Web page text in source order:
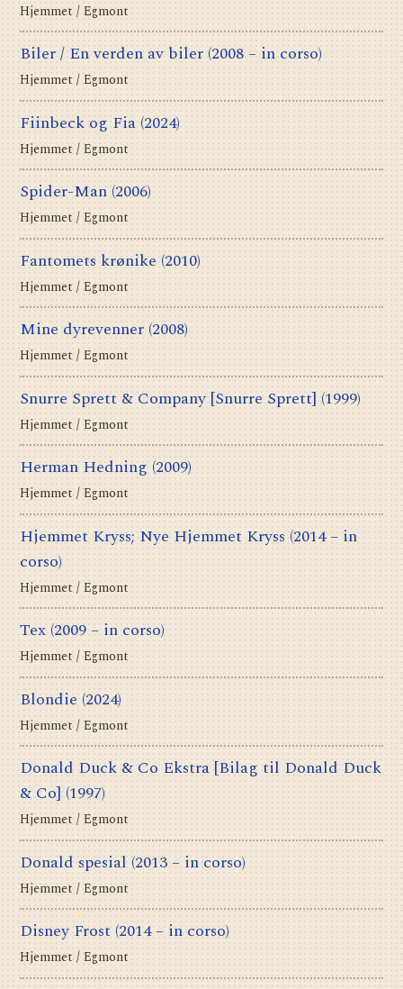
Hjemmet / Egmont
Biler / En verden av biler (2008 – in corso)
Hjemmet / Egmont
Fiinbeck og Fia (2024)
Hjemmet / Egmont
Spider-Man (2006)
Hjemmet / Egmont
Fantomets krønike (2010)
Hjemmet / Egmont
Mine dyrevenner (2008)
Hjemmet / Egmont
Snurre Sprett & Company [Snurre Sprett] (1999)
Hjemmet / Egmont
Herman Hedning (2009)
Hjemmet / Egmont
Hjemmet Kryss; Nye Hjemmet Kryss (2014 – in
corso)
Hjemmet / Egmont
Tex (2009 – in corso)
Hjemmet / Egmont
Blondie (2024)
Hjemmet / Egmont
Donald Duck & Co Ekstra [Bilag til Donald Duck
& Co] (1997)
Hjemmet / Egmont
Donald spesial (2013 – in corso)
Hjemmet / Egmont
Disney Frost (2014 – in corso)
Hjemmet / Egmont